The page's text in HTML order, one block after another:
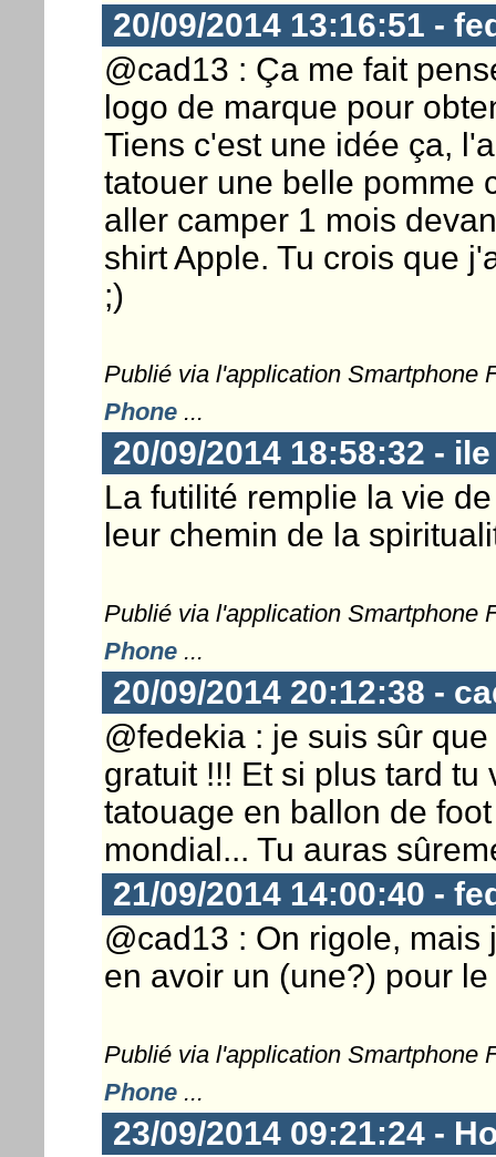
20/09/2014 13:16:51 -
@cad13 : Ça me fait
logo de marque pour
Tiens c'est une idée ça,
tatouer une belle pomme
aller camper 1 mois
shirt Apple. Tu crois que
;)
Publié via l'application Smartphone
Phone...
20/09/2014 18:58:32 -
La futilité remplie la vie
leur chemin de la
Publié via l'application Smartphone
Phone...
20/09/2014 20:12:38 -
@fedekia : je suis sûr
gratuit !!! Et si plus tard tu
tatouage en ballon de
mondial... Tu auras
21/09/2014 14:00:40 -
@cad13 : On rigole,
en avoir un (une?) pour
Publié via l'application Smartphone
Phone...
23/09/2014 09:21:24 -